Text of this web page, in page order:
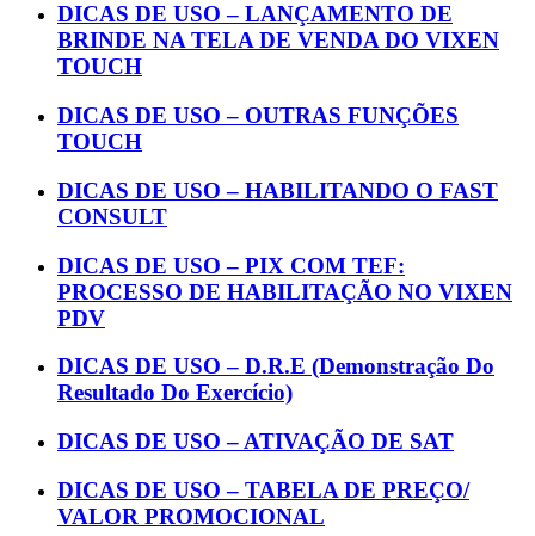
DICAS DE USO – LANÇAMENTO DE
BRINDE NA TELA DE VENDA DO VIXEN
TOUCH
DICAS DE USO – OUTRAS FUNÇÕES
TOUCH
DICAS DE USO – HABILITANDO O FAST
CONSULT
DICAS DE USO – PIX COM TEF:
PROCESSO DE HABILITAÇÃO NO VIXEN
PDV
DICAS DE USO – D.R.E (Demonstração Do
Resultado Do Exercício)
DICAS DE USO – ATIVAÇÃO DE SAT
DICAS DE USO – TABELA DE PREÇO/
VALOR PROMOCIONAL